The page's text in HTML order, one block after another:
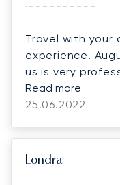
Travel with your
experience!
us is very
us flexible with
part of trip.
Read more
25.06.2022
Londra